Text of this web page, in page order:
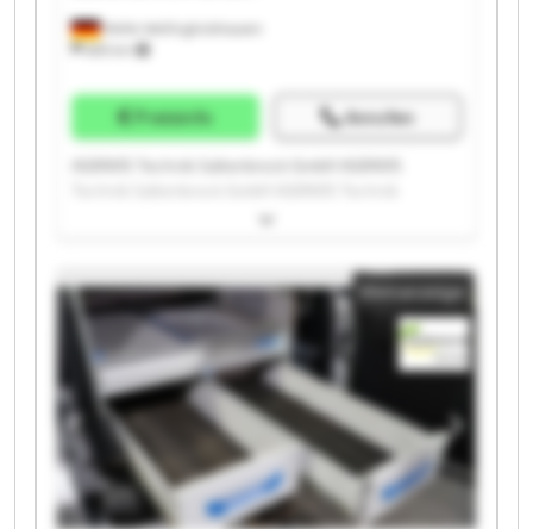
Melle-Wellingholzhausen
685 km
Preisinfo Anrufen
Saltenbrock GmbH AGRAVIS Technik Saltenbrock
Technik Saltenbrock GmbH AGRAVIS Technik
Saltenbrock GmbH AGRAVIS Technik Saltenbrock
GmbH AGRAVIS Technik Saltenbrock GmbH AGRAVIS
Technik Saltenbrock GmbH AGRAVIS Technik
Saltenbrock GmbH AGRAVIS Technik Saltenbrock
GmbH AGRAVIS Technik Saltenbrock GmbH AGRAVIS
Technik Saltenbrock GmbH AGRAVIS Technik
Saltenbrock GmbH AGRAVIS Technik Saltenbrock
GmbH AGRAVIS Technik Saltenbrock GmbH AGRAVIS
Technik Saltenbrock GmbH AGRAVIS Technik
Saltenbrock GmbH AGRAVIS Technik Saltenbrock
Kleinanzeige